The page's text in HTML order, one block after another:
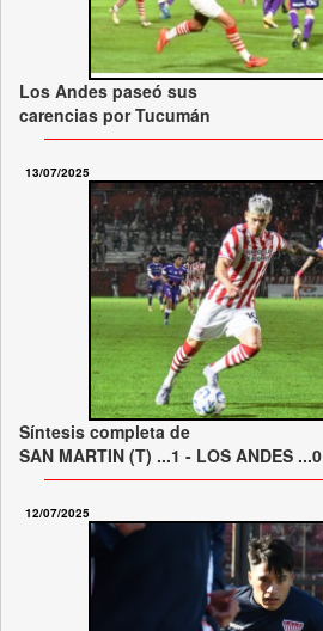
Los Andes paseó sus
carencias por Tucumán
13/07/2025
Síntesis completa de
SAN MARTIN (T) ...1 - LOS ANDES ...0
12/07/2025